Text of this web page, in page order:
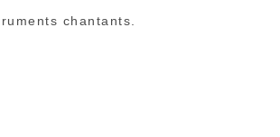
chantants.